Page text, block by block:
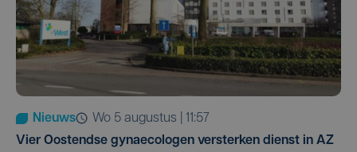
Nieuws
wo 5 augustus | 11:57
Vier Oostendse gynaecologen versterken dienst in AZ